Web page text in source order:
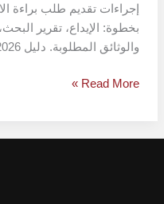
بخطوة: الإيداع، تقرير
والوثائق المطلوبة. دليل 2026.
Read More »